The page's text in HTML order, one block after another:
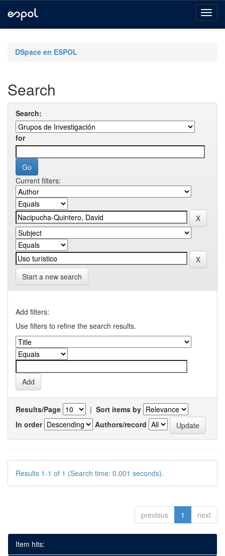
navigationDSpace en ESPOL
Search
Search:
for
Current filters:
Start a new search
Add filters:
Use filters to refine the search results.
Results/Page | Sort items by
In order
Authors/record
Results 1-1 of 1 (Search time: 0.001 seconds).
previous 1 next
Item hits: